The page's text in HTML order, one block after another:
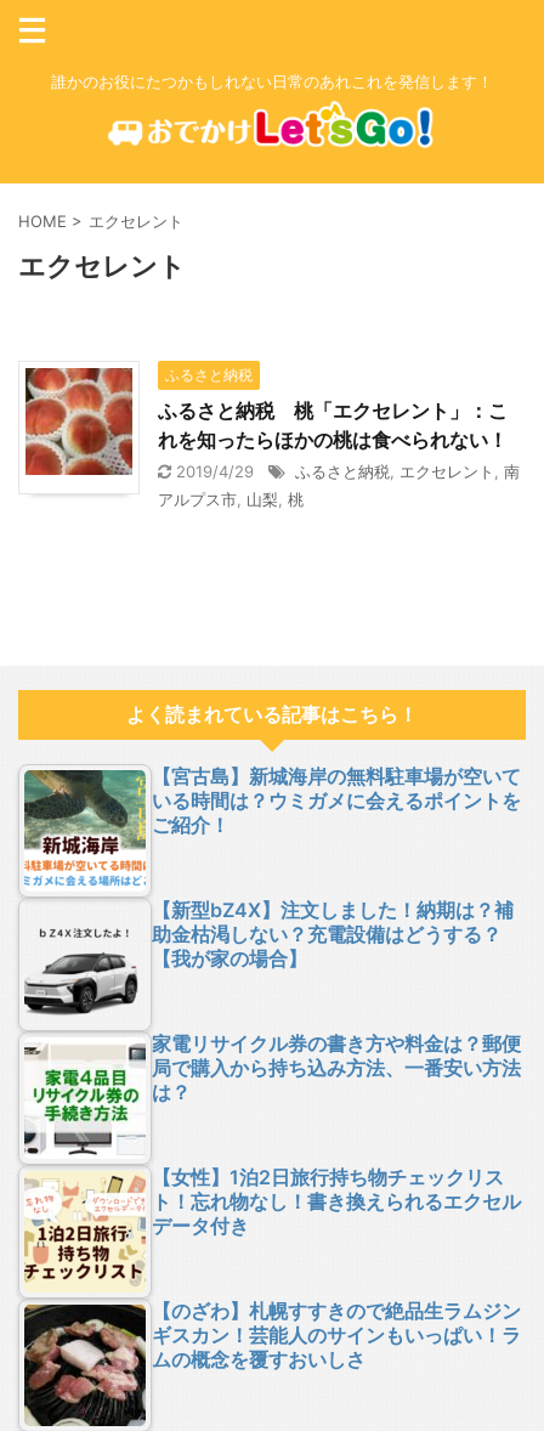
誰かのお役にたつかもしれない日常のあれこれを発信します！
HOME > エクセレント
エクセレント
ふるさと納税
ふるさと納税 桃「エクセレント」：こ
れを知ったらほかの桃は食べられない！
2019/4/29 ふるさと納税 エクセレント
南
アルプス市 山梨 桃
よく読まれている記事はこちら！
【宮古島】新城海岸の無料駐車場が空いて
いる時間は？ウミガメに会えるポイントを
ご紹介！
【新型bZ4X】注文しました！納期は？補
助金枯渇しない？充電設備はどうする？
【我が家の場合】
家電リサイクル券の書き方や料金は？郵便
局で購入から持ち込み方法、一番安い方法
は？
【女性】1泊2日旅行持ち物チェックリス
ト！忘れ物なし！書き換えられるエクセル
データ付き
【のざわ】札幌すすきので絶品生ラムジン
ギスカン！芸能人のサインもいっぱい！ラ
ムの概念を覆すおいしさ